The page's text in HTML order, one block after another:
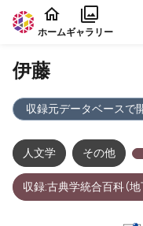
本文に飛ぶ
ホームギャラリー
伊藤
収録元データベースで
人文学 その他
収録:古典学統合百科（地